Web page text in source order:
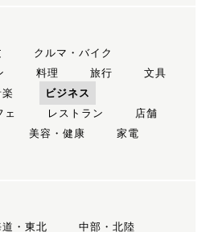
クルマ・バイク
料理 旅行
文具
楽
ビジネス
ェ レストラン
店舗
美容・健康
家電
・東北
中部・北陸